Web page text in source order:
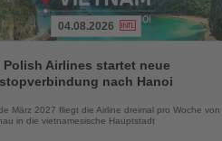
04.08.2026
Polish Airlines startet neue
nach Hanoi
März 2027 fliegt die Airline dreimal pro Woche von
in die vietnamesische Hauptstadt